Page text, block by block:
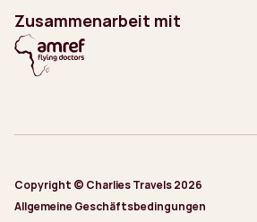
Zusammenarbeit mit
Copyright © Charlies Travels 2026
Allgemeine Geschäftsbedingungen